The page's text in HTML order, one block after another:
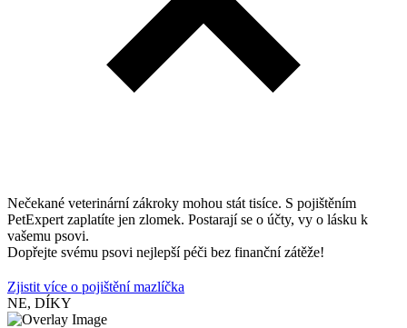
Nečekané veterinární zákroky mohou stát tisíce. S pojištěním
PetExpert zaplatíte jen zlomek. Postarají se o účty, vy o lásku k
vašemu psovi.
Dopřejte svému psovi nejlepší péči bez finanční zátěže!
Zjistit více o pojištění mazlíčka
NE, DÍKY